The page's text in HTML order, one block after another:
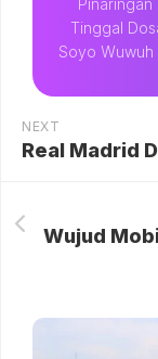
Pinaringan
Tinggal
Soyo Wuwuh
NEXT